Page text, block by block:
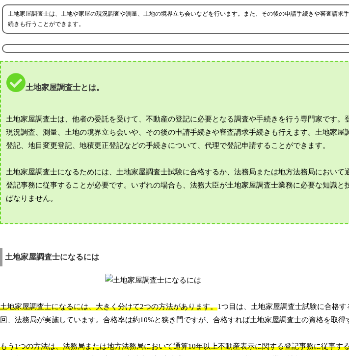
土地家屋調査士は、土地や家屋の現況調査や測量、土地の境界立ち会いなどを行います。また、その後の申請手続きや審査請求手
続きも行うことができます。
土地家屋調査士とは。
土地家屋調査士は、他者の委託を受けて、不動産の登記に必要となる調査や手続きを行う専門家です。
現況調査、測量、土地の境界立ち会いや、その後の申請手続きや審査請求手続きも行えます。土地家屋
登記、地目変更登記、地積更正登記などの手続きについて、代理で登記申請することができます。
土地家屋調査士になるためには、土地家屋調査士試験に合格するか、法務局または地方法務局において
登記事務に従事することが必要です。いずれの場合も、法務大臣が土地家屋調査士業務に必要な知識と
ばなりません。
土地家屋調査士になるには
土地家屋調査士になるには、大きく分けて2つの方法があります。1つ目は、土地家屋調査士試験に合格
回、法務局が実施しています。合格率は約10%と狭き門ですが、合格すれば土地家屋調査士の資格を取得
もう1つの方法は、法務局または地方法務局において通算10年以上不動産表示に関する登記事務に従事す